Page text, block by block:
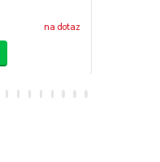
na dotaz